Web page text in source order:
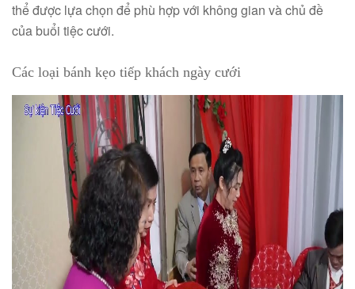
thể được lựa chọn để phù hợp với không gian và chủ đề
của buổi tiệc cưới.
Các loại bánh kẹo tiếp khách ngày cưới